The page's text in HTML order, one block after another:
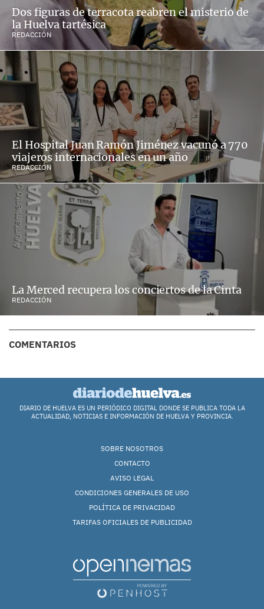
Dos figuras de terracota reabren el misterio de
la Huelva tartésica
REDACCIÓN
El Hospital Juan Ramón Jiménez vacunó a 770
viajeros internacionales en un año
REDACCIÓN
La Merced recupera los conciertos de la Cinta
REDACCIÓN
COMENTARIOS
DIARIO DE HUELVA ES UN PERIÓDICO DIGITAL DONDE SE PUBLICA TODA LA
ACTUALIDAD, NOTICIAS E INFORMACIÓN DE HUELVA Y PROVINCIA.
SOBRE NOSOTROS
CONTACTO
AVISO LEGAL
CONDICIONES GENERALES DE USO
POLÍTICA DE PRIVACIDAD
TARIFAS OFICIALES DE PUBLICIDAD